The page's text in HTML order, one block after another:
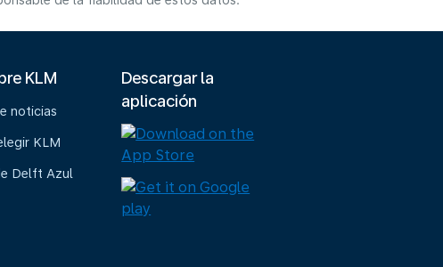
KLM
noticias
KLM
Delft Azul
Descargar la
aplicación